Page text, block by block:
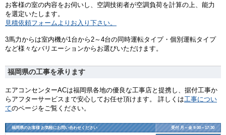
お客様の室の内容をお伺いし、空調技術者が空調負荷を計算の上、能力
を選定いたします。
見積依頼フォームよりお入り下さい。
3馬力からは室内機が1台から2～4台の同時運転タイプ・個別運転タイプ
など様々なバリエーションからお選びいただけます。
福岡県の工事を承ります
エアコンセンターACは福岡県各地の優良な工事店と提携し、据付工事か
らアフターサービスまで安心してお任せ頂けます。 詳しくは工事につい
てのページをご覧ください。
福岡県のお客様 お気軽にお問い合わせください 受付 月～金 9:00～17:30